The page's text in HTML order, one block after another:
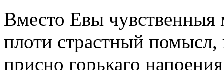
Вместо Евы
плоти страстный помысл,
присно горькаго